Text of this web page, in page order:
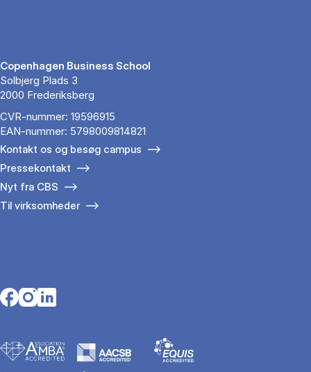
Copenhagen Business School
Solbjerg Plads 3
2000 Frederiksberg
CVR-nummer: 19596915
EAN-nummer: 5798009814821
Kontakt os og besøg campus
Pressekontakt
Nyt fra CBS
Til virksomheder
Opens in a new tab
Opens in a new tab
Opens in a new tab